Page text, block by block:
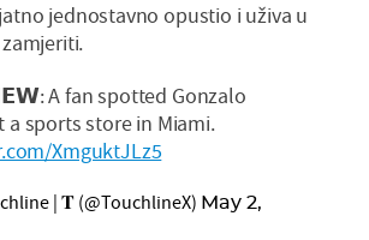
jednostavno opustio i uživa u
A fan spotted Gonzalo
a sports store in Miami.
XmguktJLz5
| 𝐓 (@TouchlineX) May 2,